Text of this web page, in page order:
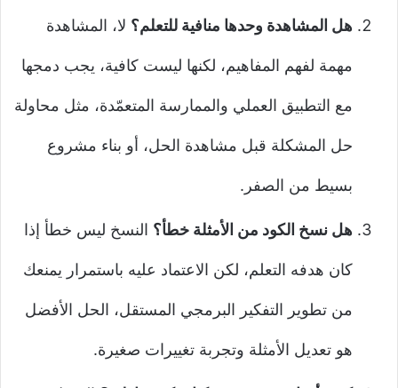
هل المشاهدة وحدها منافية للتعلم؟ لا، المشاهدة
مهمة لفهم المفاهيم، لكنها ليست كافية، يجب دمجها
مع التطبيق العملي والممارسة المتعمّدة، مثل محاولة
حل المشكلة قبل مشاهدة الحل، أو بناء مشروع
بسيط من الصفر.
هل نسخ الكود من الأمثلة خطأ؟ النسخ ليس خطأ إذا
كان هدفه التعلم، لكن الاعتماد عليه باستمرار يمنعك
من تطوير التفكير البرمجي المستقل، الحل الأفضل
هو تعديل الأمثلة وتجربة تغييرات صغيرة.